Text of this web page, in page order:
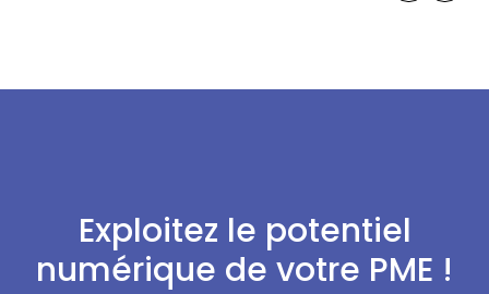
Exploitez le potentiel
numérique de votre PME !